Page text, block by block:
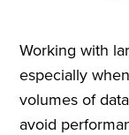
Working with
especially
volumes of
avoid